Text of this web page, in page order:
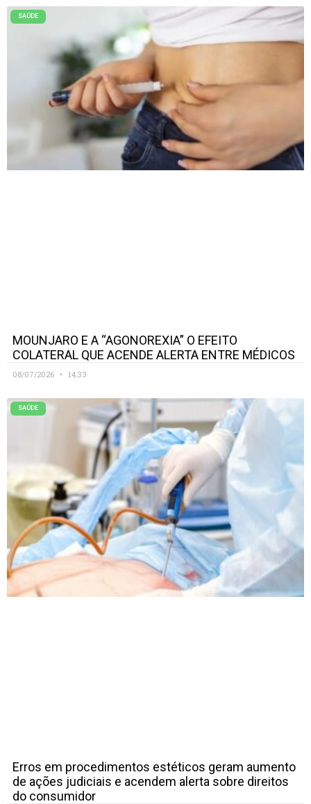
SAÚDE
MOUNJARO E A “AGONOREXIA” O EFEITO
COLATERAL QUE ACENDE ALERTA ENTRE MÉDICOS
08/07/2026 14:33
SAÚDE
Erros em procedimentos estéticos geram aumento
de ações judiciais e acendem alerta sobre direitos
do consumidor